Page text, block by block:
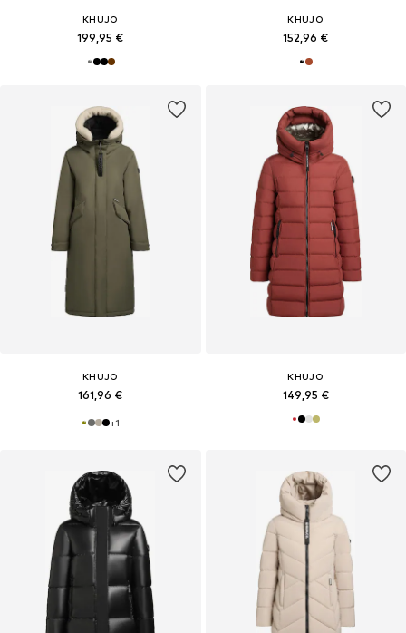
KHUJO
199,95 €
KHUJO
152,96 €
KHUJO
161,96 €
+1
KHUJO
149,95 €